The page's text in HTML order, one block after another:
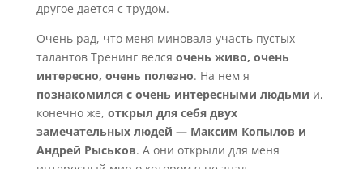
другое дается с трудом.
Очень рад, что меня миновала участь пустых
талантов Тренинг велся очень живо, очень
интересно, очень полезно. На нем я
познакомился с очень интересными людьми и,
конечно же, открыл для себя двух
замечательных людей — Максим Копылов и
Андрей Рыськов. А они открыли для меня